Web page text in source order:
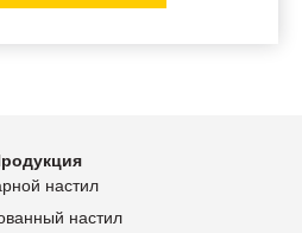
настил
настил